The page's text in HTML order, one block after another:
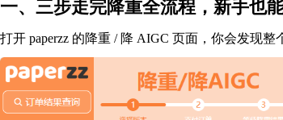
一、三步走完降重全流程，新手也
打开 paperzz 的降重 / 降 AIGC 页面，你会发现